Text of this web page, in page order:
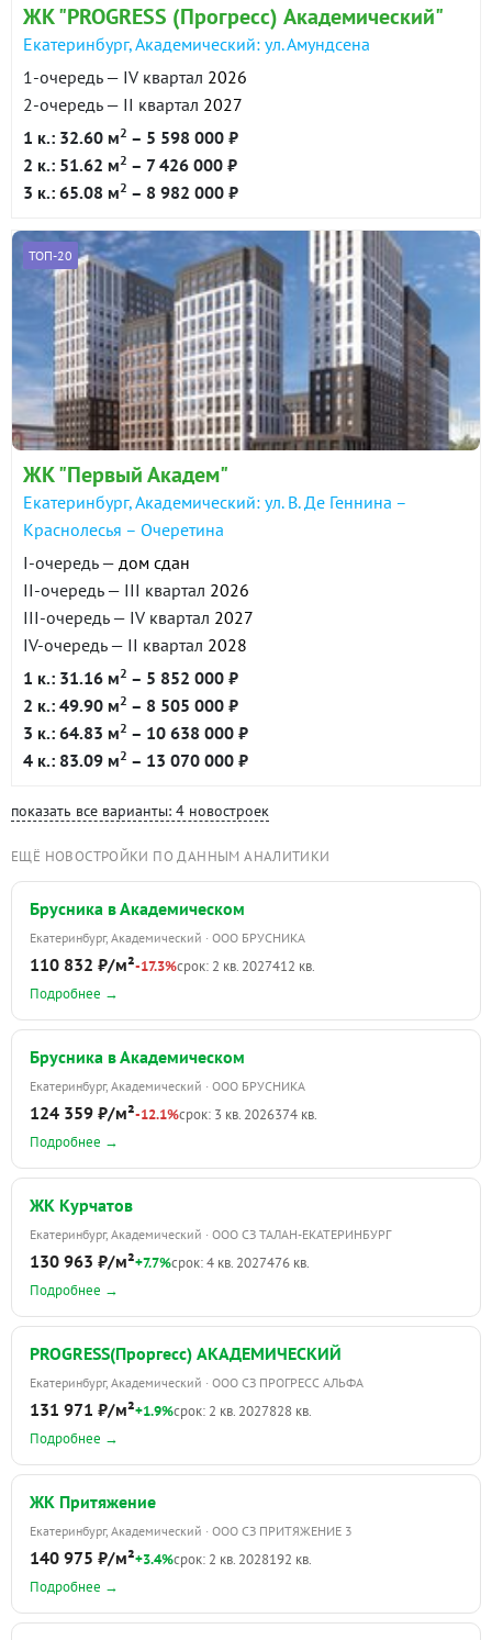
ЖК "PROGRESS (Прогресс) Академический"
Екатеринбург, Академический: ул. Амундсена
1-очередь — IV квартал 2026
2-очередь — II квартал 2027
1 к.: 32.60 м2 – 5 598 000 ₽
2 к.: 51.62 м2 – 7 426 000 ₽
3 к.: 65.08 м2 – 8 982 000 ₽
ТОП-20
ЖК "Первый Академ"
Екатеринбург, Академический: ул. В. Де Геннина –
Краснолесья – Очеретина
I-очередь — дом сдан
II-очередь — III квартал 2026
III-очередь — IV квартал 2027
IV-очередь — II квартал 2028
1 к.: 31.16 м2 – 5 852 000 ₽
2 к.: 49.90 м2 – 8 505 000 ₽
3 к.: 64.83 м2 – 10 638 000 ₽
4 к.: 83.09 м2 – 13 070 000 ₽
показать все варианты: 4 новостроек
ЕЩЁ НОВОСТРОЙКИ ПО ДАННЫМ АНАЛИТИКИ
Брусника в Академическом
Екатеринбург, Академический · ООО БРУСНИКА
110 832 ₽/м²-17.3%срок: 2 кв. 2027412 кв.
Подробнее →
Брусника в Академическом
Екатеринбург, Академический · ООО БРУСНИКА
124 359 ₽/м²-12.1%срок: 3 кв. 2026374 кв.
Подробнее →
ЖК Курчатов
Екатеринбург, Академический · ООО СЗ ТАЛАН-ЕКАТЕРИНБУРГ
130 963 ₽/м²+7.7%срок: 4 кв. 2027476 кв.
Подробнее →
PROGRESS(Проргесс) АКАДЕМИЧЕСКИЙ
Екатеринбург, Академический · ООО СЗ ПРОГРЕСС АЛЬФА
131 971 ₽/м²+1.9%срок: 2 кв. 2027828 кв.
Подробнее →
ЖК Притяжение
Екатеринбург, Академический · ООО СЗ ПРИТЯЖЕНИЕ 3
140 975 ₽/м²+3.4%срок: 2 кв. 2028192 кв.
Подробнее →